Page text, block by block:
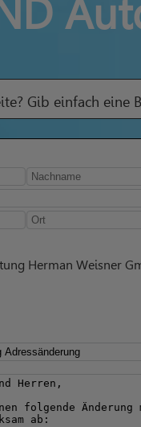
Gib einfach eine
Herman Weisner